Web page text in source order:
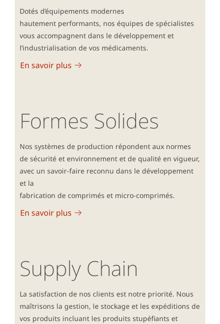
Dotés d’équipements modernes
hautement performants, nos équipes de spécialistes
vous accompagnent dans le développement et
l’industrialisation de vos médicaments.
En savoir plus
Formes Solides
Nos systèmes de production répondent aux normes
de sécurité et environnement et de qualité en vigueur,
avec un savoir-faire reconnu dans le développement
et la
fabrication de comprimés et micro-comprimés.
En savoir plus
Supply Chain
La satisfaction de nos clients est notre priorité. Nous
maîtrisons la gestion, le stockage et les expéditions de
vos produits incluant les produits stupéfiants et